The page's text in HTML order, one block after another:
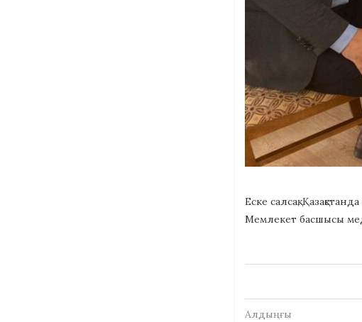
Еске салсақ,
Мемлекет басшысы
Алдыңғы